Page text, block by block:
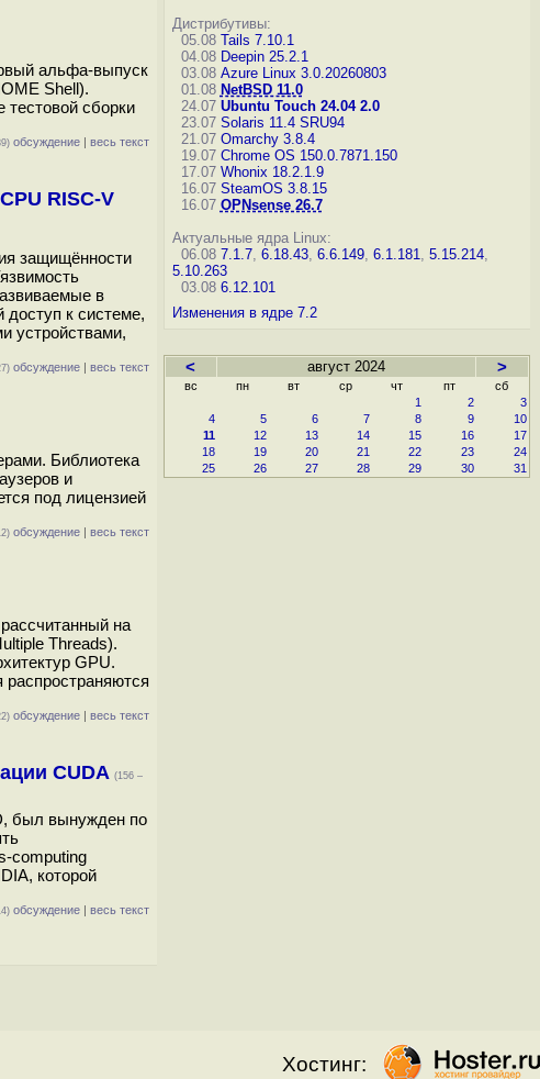
альфа-выпуск
Shell).
сборки
обсуждение | весь текст
RISC-V
защищённости
в
к системе,
устройствами,
обсуждение | весь текст
Библиотека
и
под лицензией
обсуждение | весь текст
на
Threads).
GPU.
обсуждение | весь текст
CUDA (156 –
был вынужден по
computing
которой
обсуждение | весь текст
Дистрибутивы:
05.08 Tails 7.10.1
04.08 Deepin 25.2.1
03.08 Azure Linux 3.0.20260803
01.08 NetBSD 11.0
24.07 Ubuntu Touch 24.04 2.0
23.07 Solaris 11.4 SRU94
21.07 Omarchy 3.8.4
19.07 Chrome OS 150.0.7871.150
17.07 Whonix 18.2.1.9
16.07 SteamOS 3.8.15
16.07 OPNsense 26.7
Актуальные ядра Linux:
06.08 7.1.7, 6.18.43, 6.6.149, 6.1.181, 5.15.214,
5.10.263
03.08 6.12.101
Изменения в ядре 7.2
< август 2024 >
вс пн вт ср чт пт
сб
1
2
3
4
5 6 7 8 9
10
11
12 13 14 15 16
17
18
19 20 21 22 23
24
25
26 27 28 29 30 31
Хостинг: